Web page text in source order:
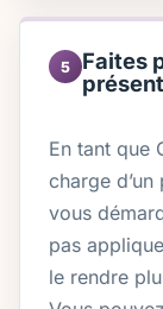
5
Faites
En tant que
charge
vous
pas
le rendre